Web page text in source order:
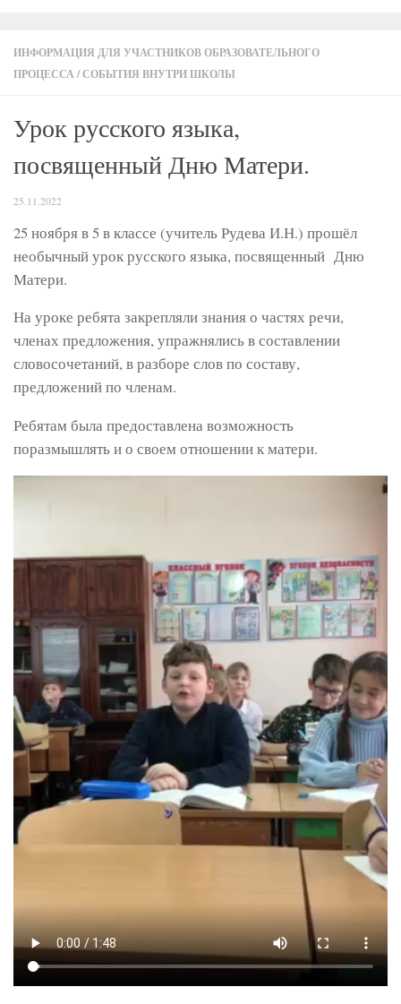
ИНФОРМАЦИЯ ДЛЯ УЧАСТНИКОВ ОБРАЗОВАТЕЛЬНОГО
ПРОЦЕССА/СОБЫТИЯ ВНУТРИ ШКОЛЫ
Урок русского языка,
посвященный Дню Матери.
25.11.2022
25 ноября в 5 в классе (учитель Рудева И.Н.) прошёл
необычный урок русского языка, посвященный Дню
Матери.
На уроке ребята закрепляли знания о частях речи,
членах предложения, упражнялись в составлении
словосочетаний, в разборе слов по составу,
предложений по членам.
Ребятам была предоставлена возможность
поразмышлять и о своем отношении к матери.